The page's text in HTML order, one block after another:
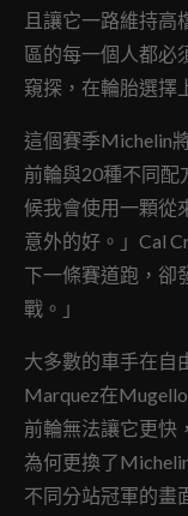
且讓它一路維持
區的每一個人都必
窺探，在輪胎選擇
這個賽季Michelin
前輪與20種不同配
候我會使用一顆從
意外的好。」Cal
下一條賽道跑，卻
戰。」
大多數的車手在自
Marquez在
前輪無法讓它更快
為何更換了
不同分站冠軍的畫